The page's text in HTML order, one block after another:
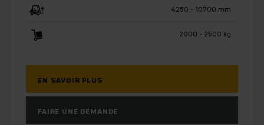
4250 - 10700 mm
2000 - 2500 kg
EN SAVOIR PLUS
FAIRE UNE DEMANDE